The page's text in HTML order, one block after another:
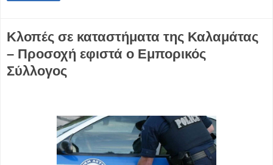
Κλοπές σε καταστήματα της Καλαμάτας
– Προσοχή εφιστά ο Εμπορικός
Σύλλογος